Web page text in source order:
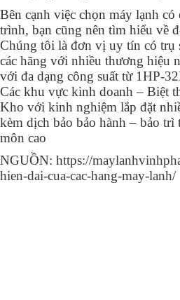
Bên cạnh việc chọn máy lạnh
trình, bạn cũng nên tìm hiểu về
Chúng tôi là đơn vị uy tín có trụ
các hãng với nhiều thương hiệu
với đa dạng công suất từ 1HP-
Các khu vực kinh doanh – Biệt
Kho với kinh nghiệm lắp đặt
kèm dịch bảo bảo hành – bảo
môn cao
NGUỒN: https://
hien-dai-cua-cac-hang-may-lanh/